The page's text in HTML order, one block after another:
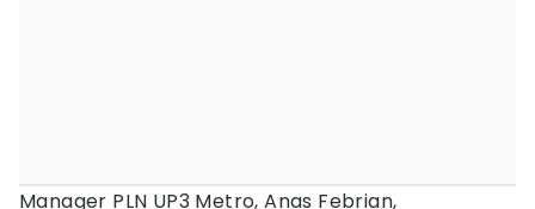
Manager PLN UP3 Metro, Anas Febrian,